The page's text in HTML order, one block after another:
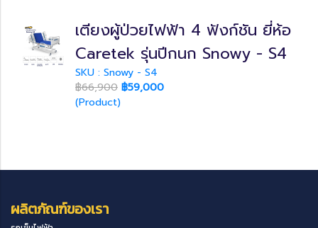
เตียงผู้ป่วยไฟฟ้า 4 ฟังก์ชัน ยี่ห้อ
Caretek รุ่นปีกนก Snowy - S4
SKU : Snowy - S4
฿66,900 ฿59,000
(Product)
ผลิตภัณฑ์ของเรา